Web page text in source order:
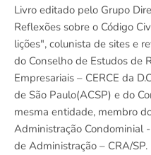
Livro editado pelo Grupo
Reflexões sobre o Código
lições", colunista de sites e
do Conselho de Estudos de
Empresariais – CERCE da
de São Paulo(ACSP) e do
mesma entidade, membro
Administração Condominial
de Administração – CRA/